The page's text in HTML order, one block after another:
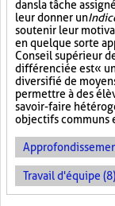
dans la tâche
leur donner un
soutenir leur
en quelque sorte
Conseil supérieur
différenciée est «
diversifié de
permettre à des
savoir-faire
objectifs communs
Travail d'équipe (8)